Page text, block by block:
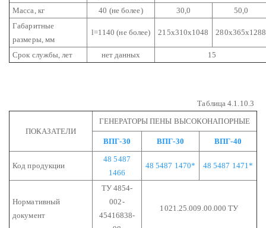
Масса, кг 40 (не более) 30,0
50,0
Габаритные
размеры, мм
l=1140 (не более) 215х310х1048 280х365х1288
Срок службы, лет нет данных 15
Таблица 4.1.10.3
ПОКАЗАТЕЛИ
ГЕНЕРАТОРЫ ПЕНЫ ВЫСОКОНАПОРНЫЕ
ВПГ-30 ВПГ-30 ВПГ-40
Код продукции
48 5487
1466
48 5487 1470* 48 5487 1471*
Нормативный
документ
ТУ 4854-
002-
45416838-
1021.25.009.00.000 ТУ